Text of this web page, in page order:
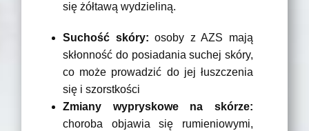
się żółtawą wydzieliną.
Suchość skóry: osoby z AZS mają
skłonność do posiadania suchej skóry,
co może prowadzić do jej łuszczenia
się i szorstkości
Zmiany wypryskowe na skórze:
choroba objawia się rumieniowymi,